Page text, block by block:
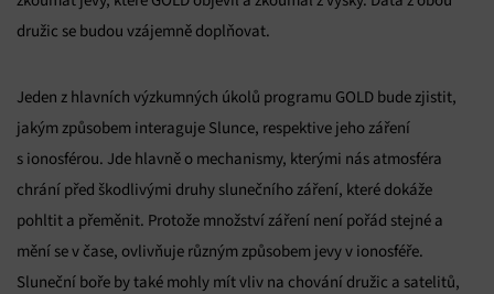
družic se budou vzájemně doplňovat.
Jeden z hlavních výzkumných úkolů programu GOLD bude zjistit,
jakým způsobem interaguje Slunce, respektive jeho záření
s ionosférou. Jde hlavně o mechanismy, kterými nás atmosféra
chrání před škodlivými druhy slunečního záření, které dokáže
pohltit a přeměnit. Protože množství záření není pořád stejné a
mění se v čase, ovlivňuje různým způsobem jevy v ionosféře.
Sluneční boře by také mohly mít vliv na chování družic a satelitů,